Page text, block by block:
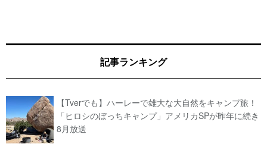
記事ランキング
【Tverでも】ハーレーで雄大な大自然をキャンプ旅！
「ヒロシのぼっちキャンプ」アメリカSPが昨年に続き
8月放送